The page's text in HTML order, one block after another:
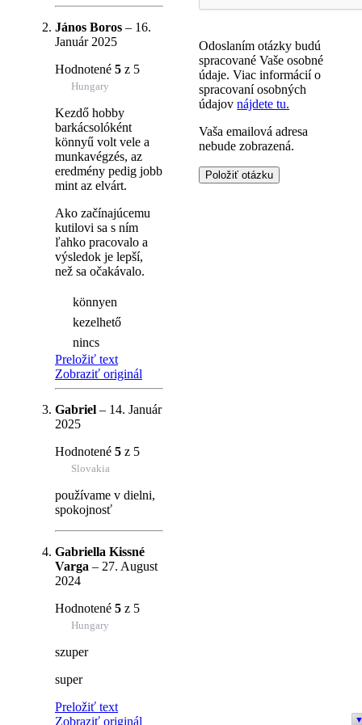
János Boros – 16.
Január 2025
Hodnotené 5 z 5
Hungary
Kezdő hobby
barkácsolóként
könnyű volt vele a
munkavégzés, az
eredmény pedig jobb
mint az elvárt.
Ako začínajúcemu
kutilovi sa s ním
ľahko pracovalo a
výsledok je lepší,
než sa očakávalo.
könnyen
kezelhető
nincs
Preložiť text
Zobraziť originál
Gabriel – 14. Január
2025
Hodnotené 5 z 5
Slovakia
používame v dielni,
spokojnosť
Gabriella Kissné
Varga – 27. August
2024
Hodnotené 5 z 5
Hungary
szuper
super
Preložiť text
Zobraziť originál
Odoslaním otázky budú
spracované Vaše osobné
údaje. Viac informácií o
spracovaní osobných
údajovnájdete tu.
Vaša emailová adresa
nebude zobrazená.